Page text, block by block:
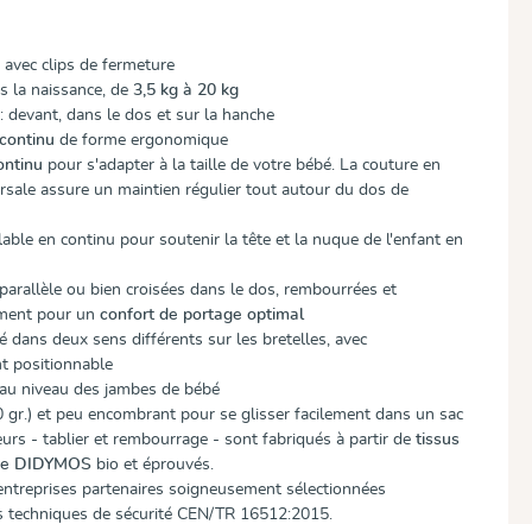
avec clips de fermeture
la naissance, de 3,5 kg à 20 kg
: devant, dans le dos et sur la hanche
de forme ergonomique
pour s'adapter à la taille de votre bébé. La couture en
assure un maintien régulier tout autour du dos de
en continu pour soutenir la tête et la nuque de l'enfant en
ou bien croisées dans le dos, rembourrées et
pour un confort de portage optimal
dans deux sens différents sur les bretelles, avec
positionnable
niveau des jambes de bébé
gr.) et peu encombrant pour se glisser facilement dans un sac
- tablier et rembourrage - sont fabriqués à partir de tissus
DIDYMOS bio et éprouvés.
partenaires soigneusement sélectionnées
de sécurité CEN/TR 16512:2015.